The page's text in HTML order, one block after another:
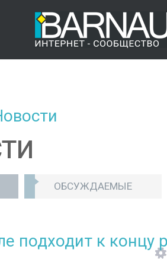
ОБСУЖДАЕМЫЕ